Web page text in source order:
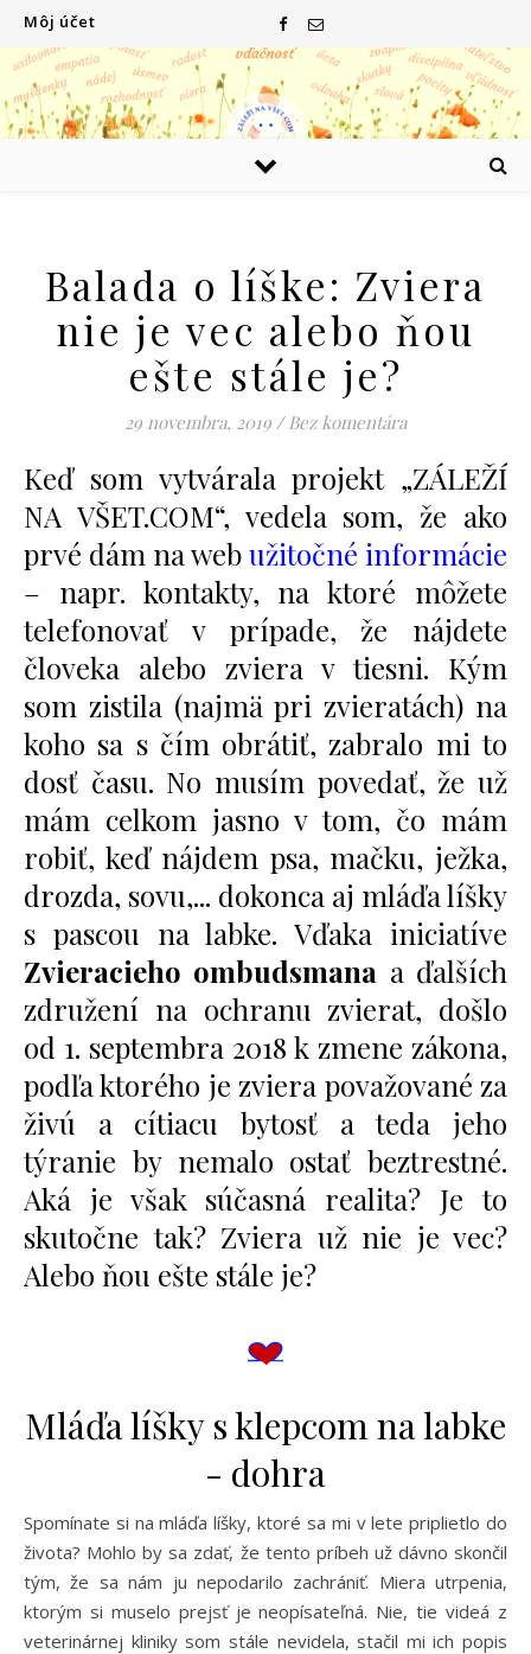
Môj účet
Balada o líške: Zviera
nie je vec alebo ňou
ešte stále je?
29 novembra, 2019 / Bez komentára
Keď som vytvárala projekt „ZÁLEŽÍ
NA VŠET.COM“, vedela som, že ako
prvé dám na webužitočné informácie
– napr. kontakty, na ktoré môžete
telefonovať v prípade, že nájdete
človeka alebo zviera v tiesni. Kým
som zistila (najmä pri zvieratách) na
koho sa s čím obrátiť, zabralo mi to
dosť času. No musím povedať, že už
mám celkom jasno v tom, čo mám
robiť, keď nájdem psa, mačku, ježka,
drozda, sovu,... dokonca aj mláďa líšky
s pascou na labke. Vďaka iniciatíve
Zvieracieho ombudsmana a ďalších
združení na ochranu zvierat, došlo
od 1. septembra 2018 k zmene zákona,
podľa ktorého je zviera považované za
živú a cítiacu bytosť a teda jeho
týranie by nemalo ostať beztrestné.
Aká je však súčasná realita? Je to
skutočne tak? Zviera už nie je vec?
Alebo ňou ešte stále je?
Mláďa líšky s klepcom na labke
- dohra
Spomínate si na mláďa líšky, ktoré sa mi v lete priplietlo do
života? Mohlo by sa zdať, že tento príbeh už dávno skončil
tým, že sa nám ju nepodarilo zachrániť. Miera utrpenia,
ktorým si muselo prejsť je neopísateľná. Nie, tie videá z
veterinárnej kliniky som stále nevidela, stačil mi ich popis